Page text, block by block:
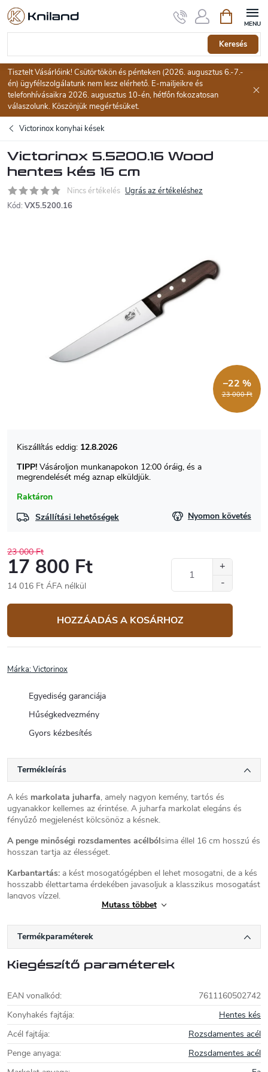
Ugrás
tartalomhoz
Keresés
Tisztelt Vásárlóink! Csütörtökön és pénteken (2026. augusztus 6.-7.-
én) ügyfélszolgálatunk nem lesz elérhető. E-mailjeikre és
telefonhívásaikra 2026. augusztus 10-én, hétfőn fokozatosan
válaszolunk. Köszönjük megértésüket.
Victorinox konyhai kések
Victorinox 5.5200.16 Wood
hentes kés 16 cm
Nincs értékelés Ugrás az értékeléshez
Kód: VX5.5200.16
23 000 Ft
–22 %
Raktáron
12.8.2026
TIPP! Vásároljon munkanapokon 12:00 óráig, és a
megrendelését még aznap elküldjük.
Szállítási lehetőségek Nyomon követés
23 000 Ft
17 800 Ft
14 016 Ft ÁFA nélkül
HOZZÁADÁS A KOSÁRHOZ
Márka:Victorinox
Egyediség garanciája
Hűségkedvezmény
Gyors kézbesítés
Termékleírás
A kés markolata juharfa, amely nagyon kemény, tartós és
ugyanakkor kellemes az érintése. A juharfa markolat elegáns és
fényűző megjelenést kölcsönöz a késnek.
A penge minőségi rozsdamentes acélbólsima éllel 16 cm hosszú és
hosszan tartja az élességet.
Karbantartás: a kést mosogatógépben el lehet mosogatni, de a kés
hosszabb élettartama érdekében javasoljuk a klasszikus mosogatást
langyos vízzel.
Svájcban készül.
Victorinox kések
A Victorinox céget 1884-ben alapították
világhírűvé váltak minőségükről és magas
funkcionalitásukról. ASwiss Army Knifea
minőség szinonimája, és a világ egyik legkelendőbb késtípusa. A
Victorinox többféle méretben gyárt svájci bicskát, a
legnépszerűbbek az 58 mm, 84 mm, 91 mm, 111 mm és 130 mm.A
Victorinox svájci bicskák
56 HRC keménységűre edzett
rozsdamentes acélból készülnek. Az olyan szerszámok, mint a
Mutass többet
Termékparaméterek
Kiegészítő paraméterek
EAN vonalkód:
7611160502742
Konyhakés fajtája:
Hentes kés
Acél fajtája:
Rozsdamentes acél
Penge anyaga:
Rozsdamentes acél